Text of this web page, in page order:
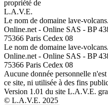
propriété de
L.A.V.E.
Le nom de domaine lave-
Online.net - Online SAS - BP
75366 Paris Cedex 08
Le nom de domaine lave-
Online.net - Online SAS - BP
75366 Paris Cedex 08
Aucune donnée personnelle
ce site, ni utilisée à des fins
Version 1.01 du site L.A.V.E.
© L.A.V.E. 2025